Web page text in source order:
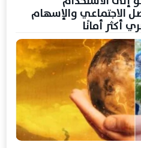
الاجتماعي والإسهام
أكثر أمانًا